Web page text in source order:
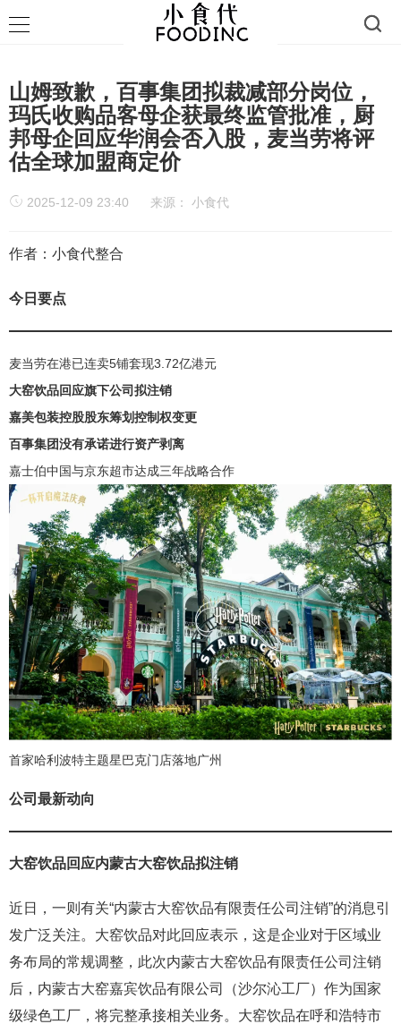
山姆致歉，百事集团拟裁减部分岗位，
玛氏收购品客母企获最终监管批准，厨
邦母企回应华润会否入股，麦当劳将评
估全球加盟商定价
2025-12-09 23:40 来源： 小食代
作者：小食代整合
今日要点
麦当劳在港已连卖5铺套现3.72亿港元
大窑饮品回应旗下公司拟注销
嘉美包装控股股东筹划控制权变更
百事集团没有承诺进行资产剥离
嘉士伯中国与京东超市达成三年战略合作
首家哈利波特主题星巴克门店落地广州
公司最新动向
大窑饮品回应内蒙古大窑饮品拟注销
近日，一则有关“内蒙古大窑饮品有限责任公司注销”的消息引
发广泛关注。大窑饮品对此回应表示，这是企业对于区域业
务布局的常规调整，此次内蒙古大窑饮品有限责任公司注销
后，内蒙古大窑嘉宾饮品有限公司（沙尔沁工厂）作为国家
级绿色工厂，将完整承接相关业务。大窑饮品在呼和浩特市